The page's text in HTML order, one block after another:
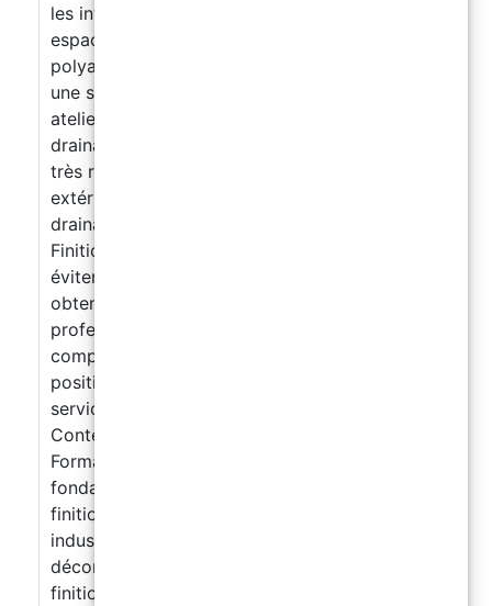
les intérieurs, boutiques, showrooms et
espaces commerciaux.
polyaspartiques haute résistance : maîtrisez
une solution rapide et durable pour garages,
ateliers, entrepôts et locaux industriels.
drainant extérieur : découvrez une technique
très recherchée pour les aménagements
extérieurs, avec une surface esthétique,
drainante, antidérapante et durable.
Finitions, conseils professionnels et erreurs à
éviter : apprenez les bonnes pratiques pour
obtenir un résultat propre, solide et
professionnel.
compétences : stratégies pour vous
positionner sur le marché, présenter vos
services et attirer vos premiers projets.
Contenus du cours Contenus du cours –
Formation intensive de 2 jours Les
fondamentaux, la mise en œuvre et les
finitions des sols en résine décoratifs,
industriels et extérieurs JOUR 1 – Résine époxy
décorative Sols décoratifs, effets design et
finitions haut de gamme Matin : Théorie &